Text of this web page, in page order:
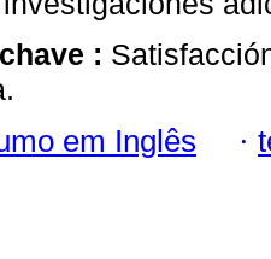
:
em Inglês ·